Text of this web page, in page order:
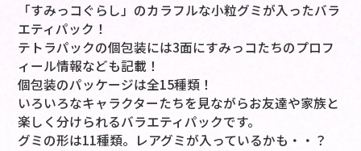
「すみっコぐらし」のカラフルな小粒グミが入ったバラ
エティパック！
テトラパックの個包装には3面にすみっコたちのプロフ
ィール情報なども記載！
個包装のパッケージは全15種類！
いろいろなキャラクターたちを見ながらお友達や家族と
楽しく分けられるバラエティパックです。
グミの形は11種類。レアグミが入っているかも・・？